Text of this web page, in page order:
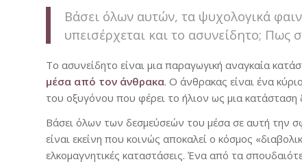
Βάσει όλων αυτών, τα ψυχολογικά
υπεισέρχεται και το ασυνείδητο; Πως
Το ασυνείδητο είναι μια παραγωγική αναγκαία
μέσα από τον άνθρακα. Ο άνθρακας είναι ένα
του οξυγόνου που φέρει το ήλιον ως μια κατάσταση
Βάσει όλων των δεσμεύσεών του μέσα σε αυτή την
είναι εκείνη που κοινώς αποκαλεί ο κόσμος
ελκομαγνητικές καταστάσεις. Ένα από τα